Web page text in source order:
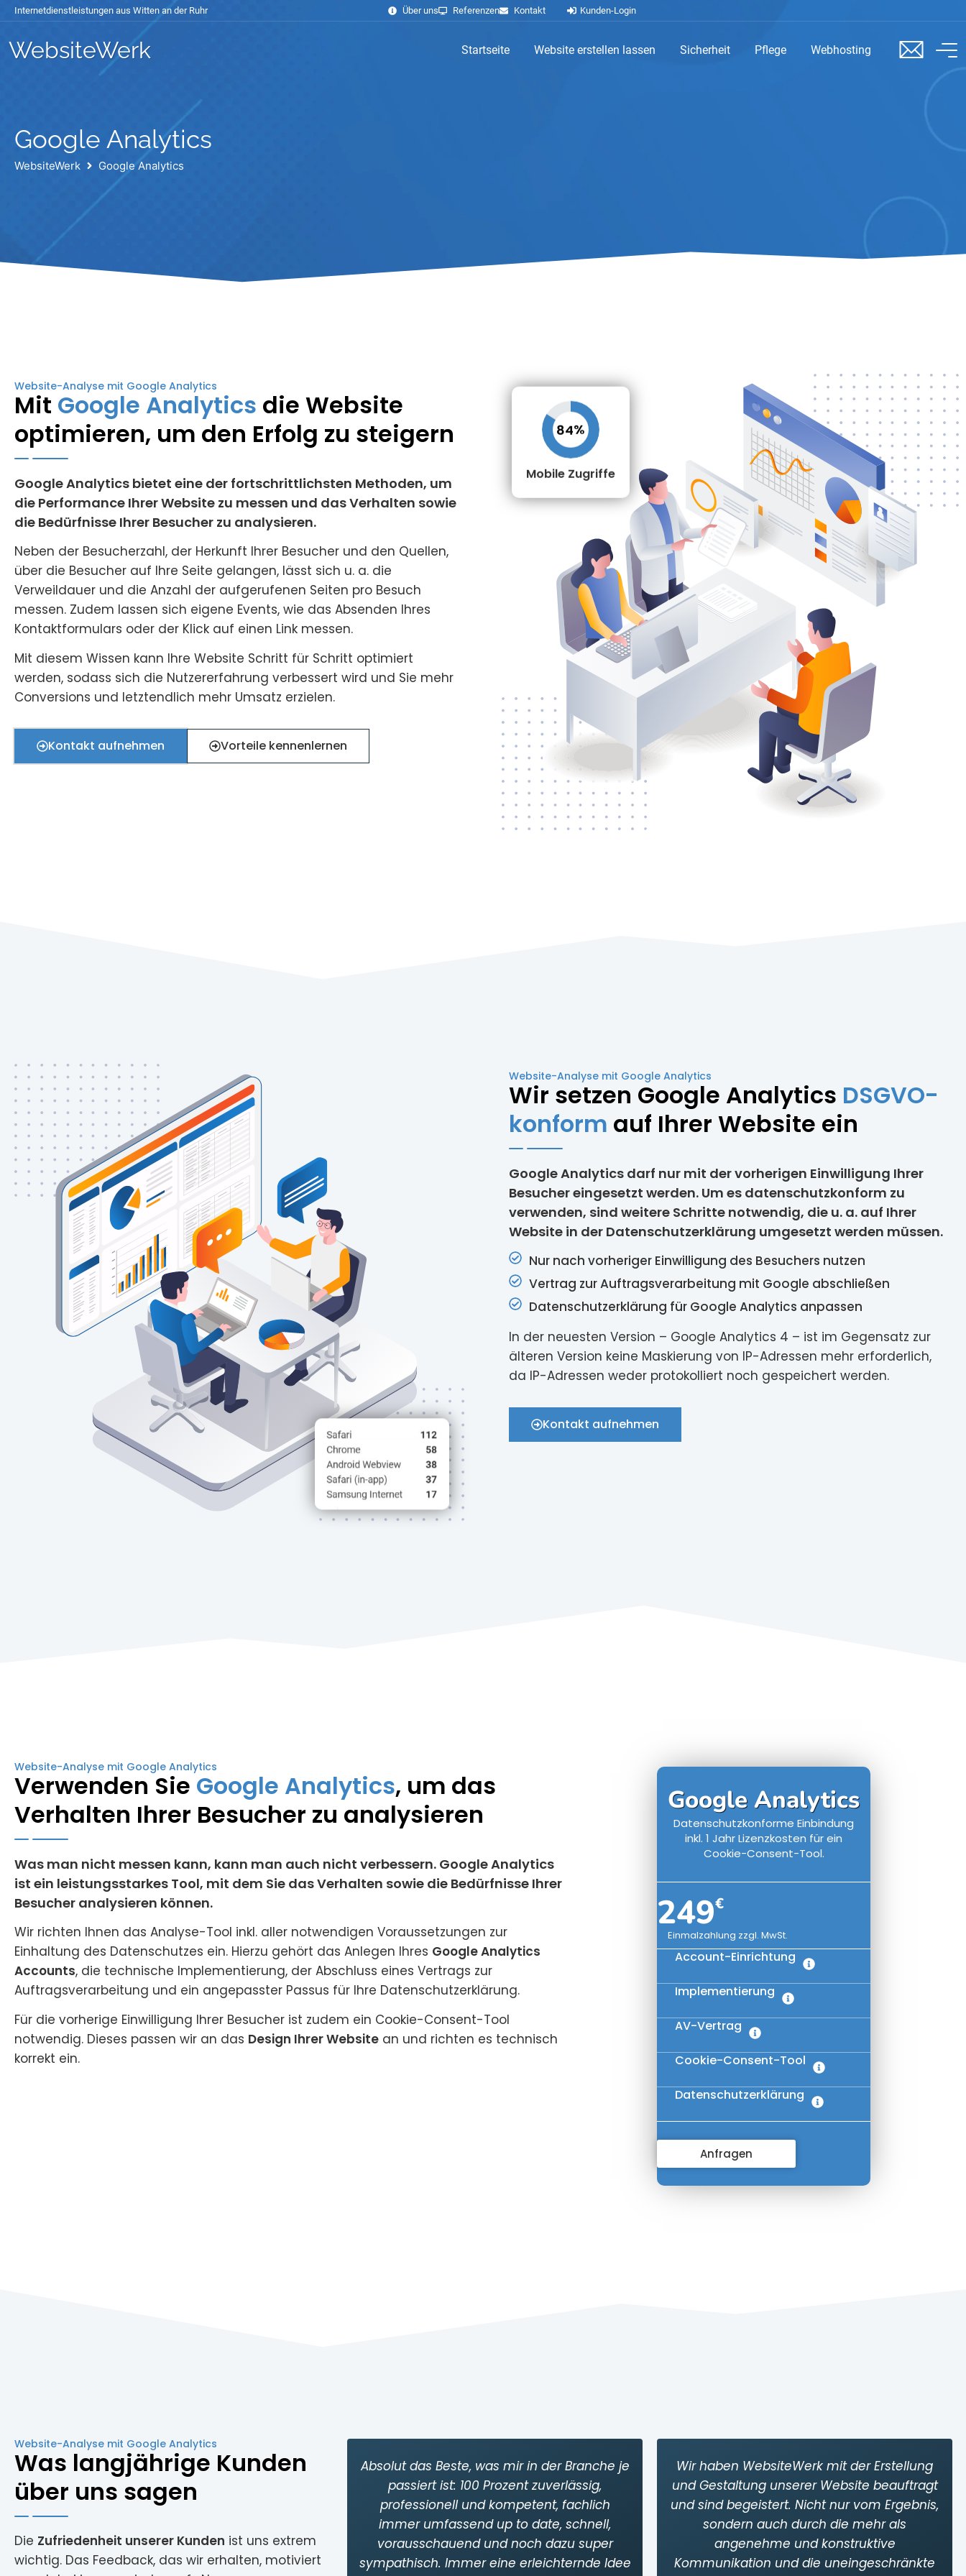
Internetdienstleistungen aus Witten an der Ruhr Über uns Referenzen Kontakt Kunden-Login
WebsiteWerk Startseite Website erstellen lassen Sicherheit Pflege Webhosting
Google Analytics
WebsiteWerk Google Analytics
Website-Analyse mit Google Analytics
Mit Google Analytics die Website
optimieren, um den Erfolg zu steigern
Google Analytics bietet eine der fortschrittlichsten Methoden, um
die Performance Ihrer Website zu messen und das Verhalten sowie
die Bedürfnisse Ihrer Besucher zu analysieren.
Neben der Besucherzahl, der Herkunft Ihrer Besucher und den Quellen,
über die Besucher auf Ihre Seite gelangen, lässt sich u. a. die
Verweildauer und die Anzahl der aufgerufenen Seiten pro Besuch
messen. Zudem lassen sich eigene Events, wie das Absenden Ihres
Kontaktformulars oder der Klick auf einen Link messen.
Mit diesem Wissen kann Ihre Website Schritt für Schritt optimiert
werden, sodass sich die Nutzererfahrung verbessert wird und Sie mehr
Conversions und letztendlich mehr Umsatz erzielen.
Kontakt aufnehmen Vorteile kennenlernen
84%
Mobile Zugriffe
Website-Analyse mit Google Analytics
Wir setzen Google Analytics DSGVO-
konform auf Ihrer Website ein
Google Analytics darf nur mit der vorherigen Einwilligung Ihrer
Besucher eingesetzt werden. Um es datenschutzkonform zu
verwenden, sind weitere Schritte notwendig, die u. a. auf Ihrer
Website in der Datenschutzerklärung umgesetzt werden müssen.
Nur nach vorheriger Einwilligung des Besuchers nutzen
Vertrag zur Auftragsverarbeitung mit Google abschließen
Datenschutzerklärung für Google Analytics anpassen
In der neuesten Version – Google Analytics 4 – ist im Gegensatz zur
älteren Version keine Maskierung von IP-Adressen mehr erforderlich,
da IP-Adressen weder protokolliert noch gespeichert werden.
Kontakt aufnehmen
Website-Analyse mit Google Analytics
Verwenden Sie Google Analytics, um das
Verhalten Ihrer Besucher zu analysieren
Was man nicht messen kann, kann man auch nicht verbessern. Google Analytics
ist ein leistungsstarkes Tool, mit dem Sie das Verhalten sowie die Bedürfnisse Ihrer
Besucher analysieren können.
Wir richten Ihnen das Analyse-Tool inkl. aller notwendigen Voraussetzungen zur
Einhaltung des Datenschutzes ein. Hierzu gehört das Anlegen Ihres Google Analytics
Accounts, die technische Implementierung, der Abschluss eines Vertrags zur
Auftragsverarbeitung und ein angepasster Passus für Ihre Datenschutzerklärung.
Für die vorherige Einwilligung Ihrer Besucher ist zudem ein Cookie-Consent-Tool
notwendig. Dieses passen wir an das Design Ihrer Website an und richten es technisch
korrekt ein.
Google Analytics
Datenschutzkonforme Einbindung
inkl. 1 Jahr Lizenzkosten für ein
Cookie-Consent-Tool.
249€
Einmalzahlung zzgl. MwSt.
Account-Einrichtung
Implementierung
AV-Vertrag
Cookie-Consent-Tool
Datenschutzerklärung
Anfragen
Website-Analyse mit Google Analytics​
Was langjährige Kunden
über uns sagen
Die Zufriedenheit unserer Kunden ist uns extrem
wichtig. Das Feedback, das wir erhalten, motiviert
Ich kann die Arbeit von WebsiteWerk
uneingeschränkt weiterempfehlen. Schnell,
professionell und zuverlässig. Die
man war äußerst hilfsbereit. Viele Besucher
haben mich auf das Design angesprochen
Absolut das Beste, was mir in der Branche je
passiert ist: 100 Prozent zuverlässig,
professionell und kompetent, fachlich
immer umfassend up to date, schnell,
vorausschauend und noch dazu super
sympathisch. Immer eine erleichternde Idee
Wir haben WebsiteWerk mit der Erstellung
und Gestaltung unserer Website beauftragt
und sind begeistert. Nicht nur vom Ergebnis,
sondern auch durch die mehr als
angenehme und konstruktive
Kommunikation und die uneingeschränkte